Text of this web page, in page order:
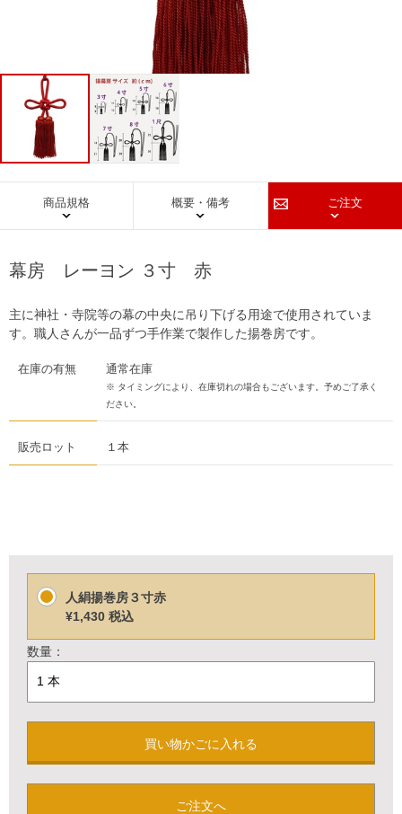
商品規格 概要・備考 ご注文
幕房 レーヨン ３寸 赤
主に神社・寺院等の幕の中央に吊り下げる用途で使用されていま
す。職人さんが一品ずつ手作業で製作した揚巻房です。
在庫の有無 通常在庫
※ タイミングにより、在庫切れの場合もございます。予めご了承く
ださい。
販売ロット １本
人絹揚巻房３寸赤
¥1,430 税込
数量：
買い物かごに入れる
ご注文へ